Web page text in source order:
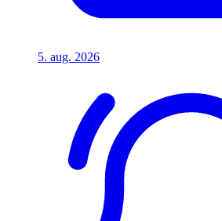
5. aug. 2026